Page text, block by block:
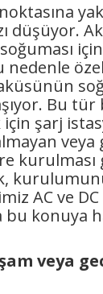
düşüyor.
Bu
için şarj
veya
kurulması
AC ve
bu konuya
veya